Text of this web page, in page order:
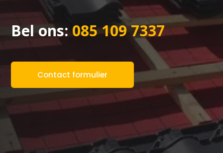
Bel ons: 085 109 7337
Contact formulier